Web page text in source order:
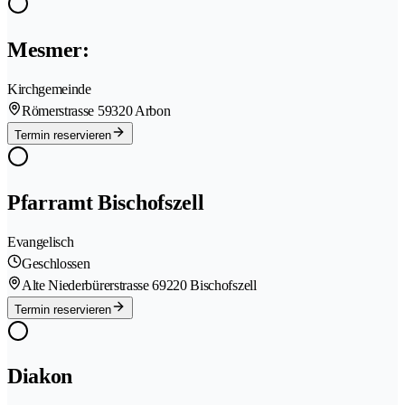
Mesmer:
Kirchgemeinde
Römerstrasse 59320 Arbon
Termin reservieren
Pfarramt Bischofszell
Evangelisch
Geschlossen
Alte Niederbürerstrasse 69220 Bischofszell
Termin reservieren
Diakon